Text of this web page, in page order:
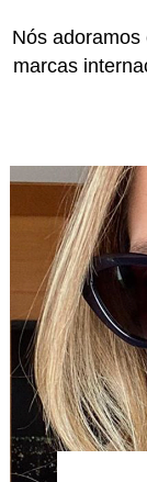
Nós
marcas